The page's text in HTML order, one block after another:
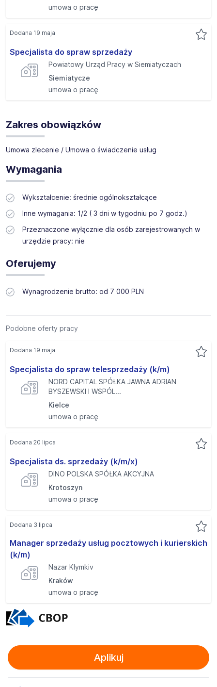
umowa o pracę
Specjalista do spraw sprzedaży
Powiatowy Urząd Pracy w Siemiatyczach
Siemiatycze
umowa o pracę
Dodana 19 maja
Zakres obowiązków
Umowa zlecenie / Umowa o świadczenie usług
Wymagania
Wykształcenie: średnie ogólnokształcące
Inne wymagania: 1/2 ( 3 dni w tygodniu po 7 godz.)
Przeznaczone wyłącznie dla osób zarejestrowanych w
urzędzie pracy: nie
Oferujemy
Wynagrodzenie brutto: od 7 000 PLN
Podobne oferty pracy
Specjalista do spraw telesprzedaży (k/m)
NORD CAPITAL SPÓŁKA JAWNA ADRIAN
BYSZEWSKI I WSPÓL...
Kielce
umowa o pracę
Dodana 19 maja
Specjalista ds. sprzedaży (k/m/x)
DINO POLSKA SPÓŁKA AKCYJNA
Krotoszyn
umowa o pracę
Dodana 20 lipca
Manager sprzedaży usług pocztowych i kurierskich
(k/m)
Nazar Klymkiv
Kraków
umowa o pracę
Dodana 3 lipca
Aplikuj